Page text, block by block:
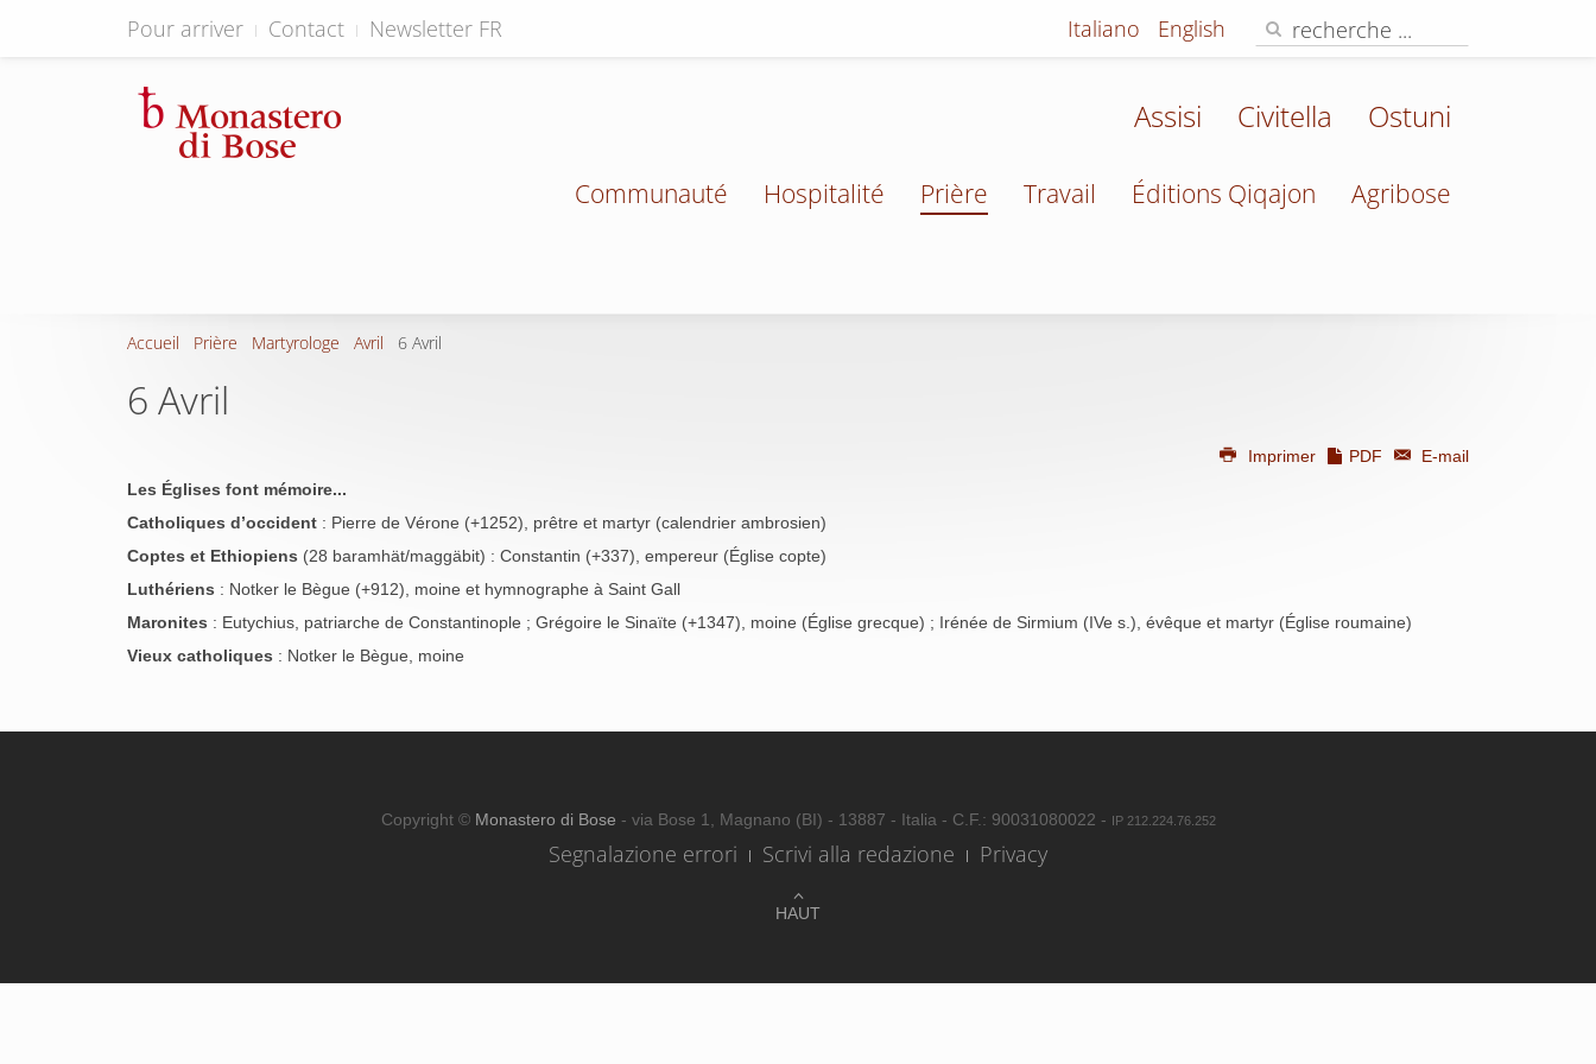
Pour arriver Contact Newsletter FR Italiano English
Assisi Civitella Ostuni
Communauté Hospitalité Prière Travail Éditions Qiqajon Agribose
Accueil Prière Martyrologe Avril 6 Avril
6 Avril
Imprimer PDF
E-mail
Les Églises font mémoire...
Catholiques d’occident : Pierre de Vérone (+1252), prêtre et martyr (calendrier ambrosien)
Coptes et Ethiopiens (28 baramhät/maggäbit) : Constantin (+337), empereur (Église copte)
Luthériens : Notker le Bègue (+912), moine et hymnographe à Saint Gall
Maronites : Eutychius, patriarche de Constantinople ; Grégoire le Sinaïte (+1347), moine (Église grecque) ; Irénée de Sirmium (IVe s.), évêque et martyr (Église roumaine)
Vieux catholiques : Notker le Bègue, moine
HAUT
Copyright © Monastero di Bose - via Bose 1, Magnano (BI) - 13887 - Italia - C.F.: 90031080022 - IP 212.224.76.252
Segnalazione errori Scrivi alla redazione Privacy